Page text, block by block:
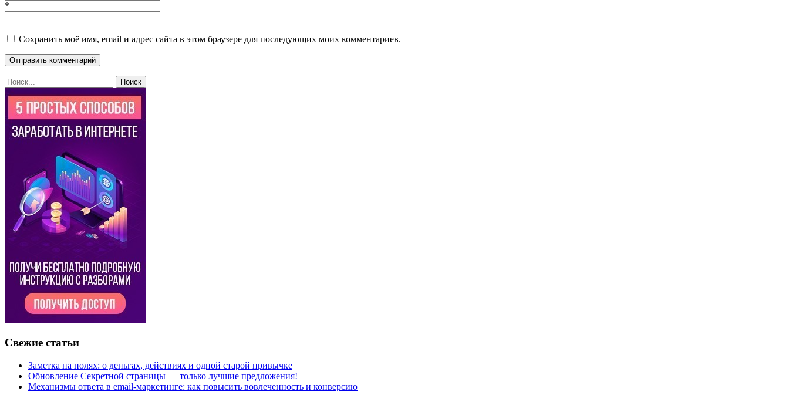
*
Сохранить моё имя, email и адрес сайта в этом браузере для последующих моих комментариев.
Свежие статьи
Заметка на полях: о деньгах, действиях и одной старой привычке
Обновление Секретной страницы — только лучшие предложения!
Механизмы ответа в email-маркетинге: как повысить вовлеченность и конверсию